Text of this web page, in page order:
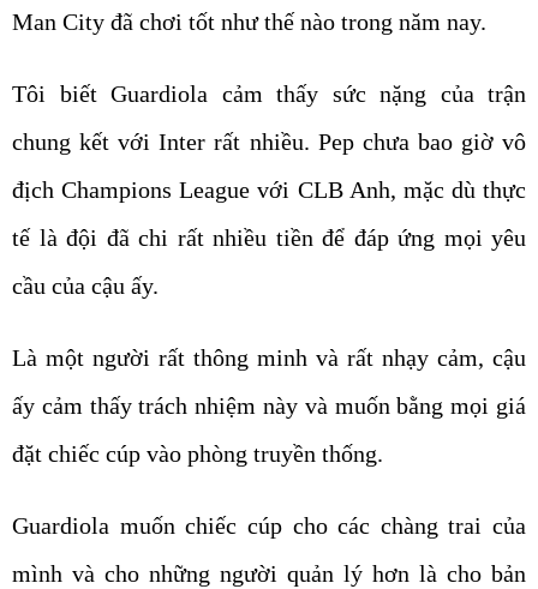
Man City đã chơi tốt như thế nào trong năm nay.
Tôi biết Guardiola cảm thấy sức nặng của trận
chung kết với Inter rất nhiều. Pep chưa bao giờ vô
địch Champions League với CLB Anh, mặc dù thực
tế là đội đã chi rất nhiều tiền để đáp ứng mọi yêu
cầu của cậu ấy.
Là một người rất thông minh và rất nhạy cảm, cậu
ấy cảm thấy trách nhiệm này và muốn bằng mọi giá
đặt chiếc cúp vào phòng truyền thống.
Guardiola muốn chiếc cúp cho các chàng trai của
mình và cho những người quản lý hơn là cho bản